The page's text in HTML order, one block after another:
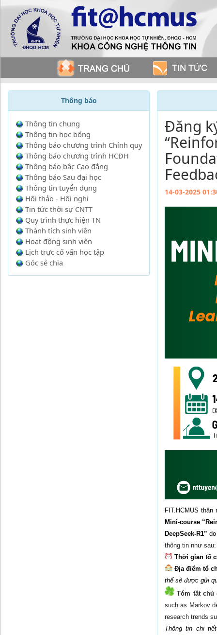
Thông báo
Thông tin chung
Thông tin học bổng
Thông báo chương trình Chính quy
Thông báo chương trình HCĐH
Thông báo bậc Cao đẳng
Thông báo Sau đại học
Thông tin tuyển dụng
Hội thảo - Hội nghị
Tin tức thời sự CNTT
Quy trình thực hiện TN
Thành tích sinh viên
Hoạt động sinh viên
Lịch trực cố vấn học tập
Góc sẻ chia
Đăng
14-03-2025
Mini-course
DeepSeek-R1”
thông tin như
Thời gian tổ
Địa điểm tổ
thể sẽ được gửi
Tóm tắt chủ
such as Markov
research trends
Thông tin chi